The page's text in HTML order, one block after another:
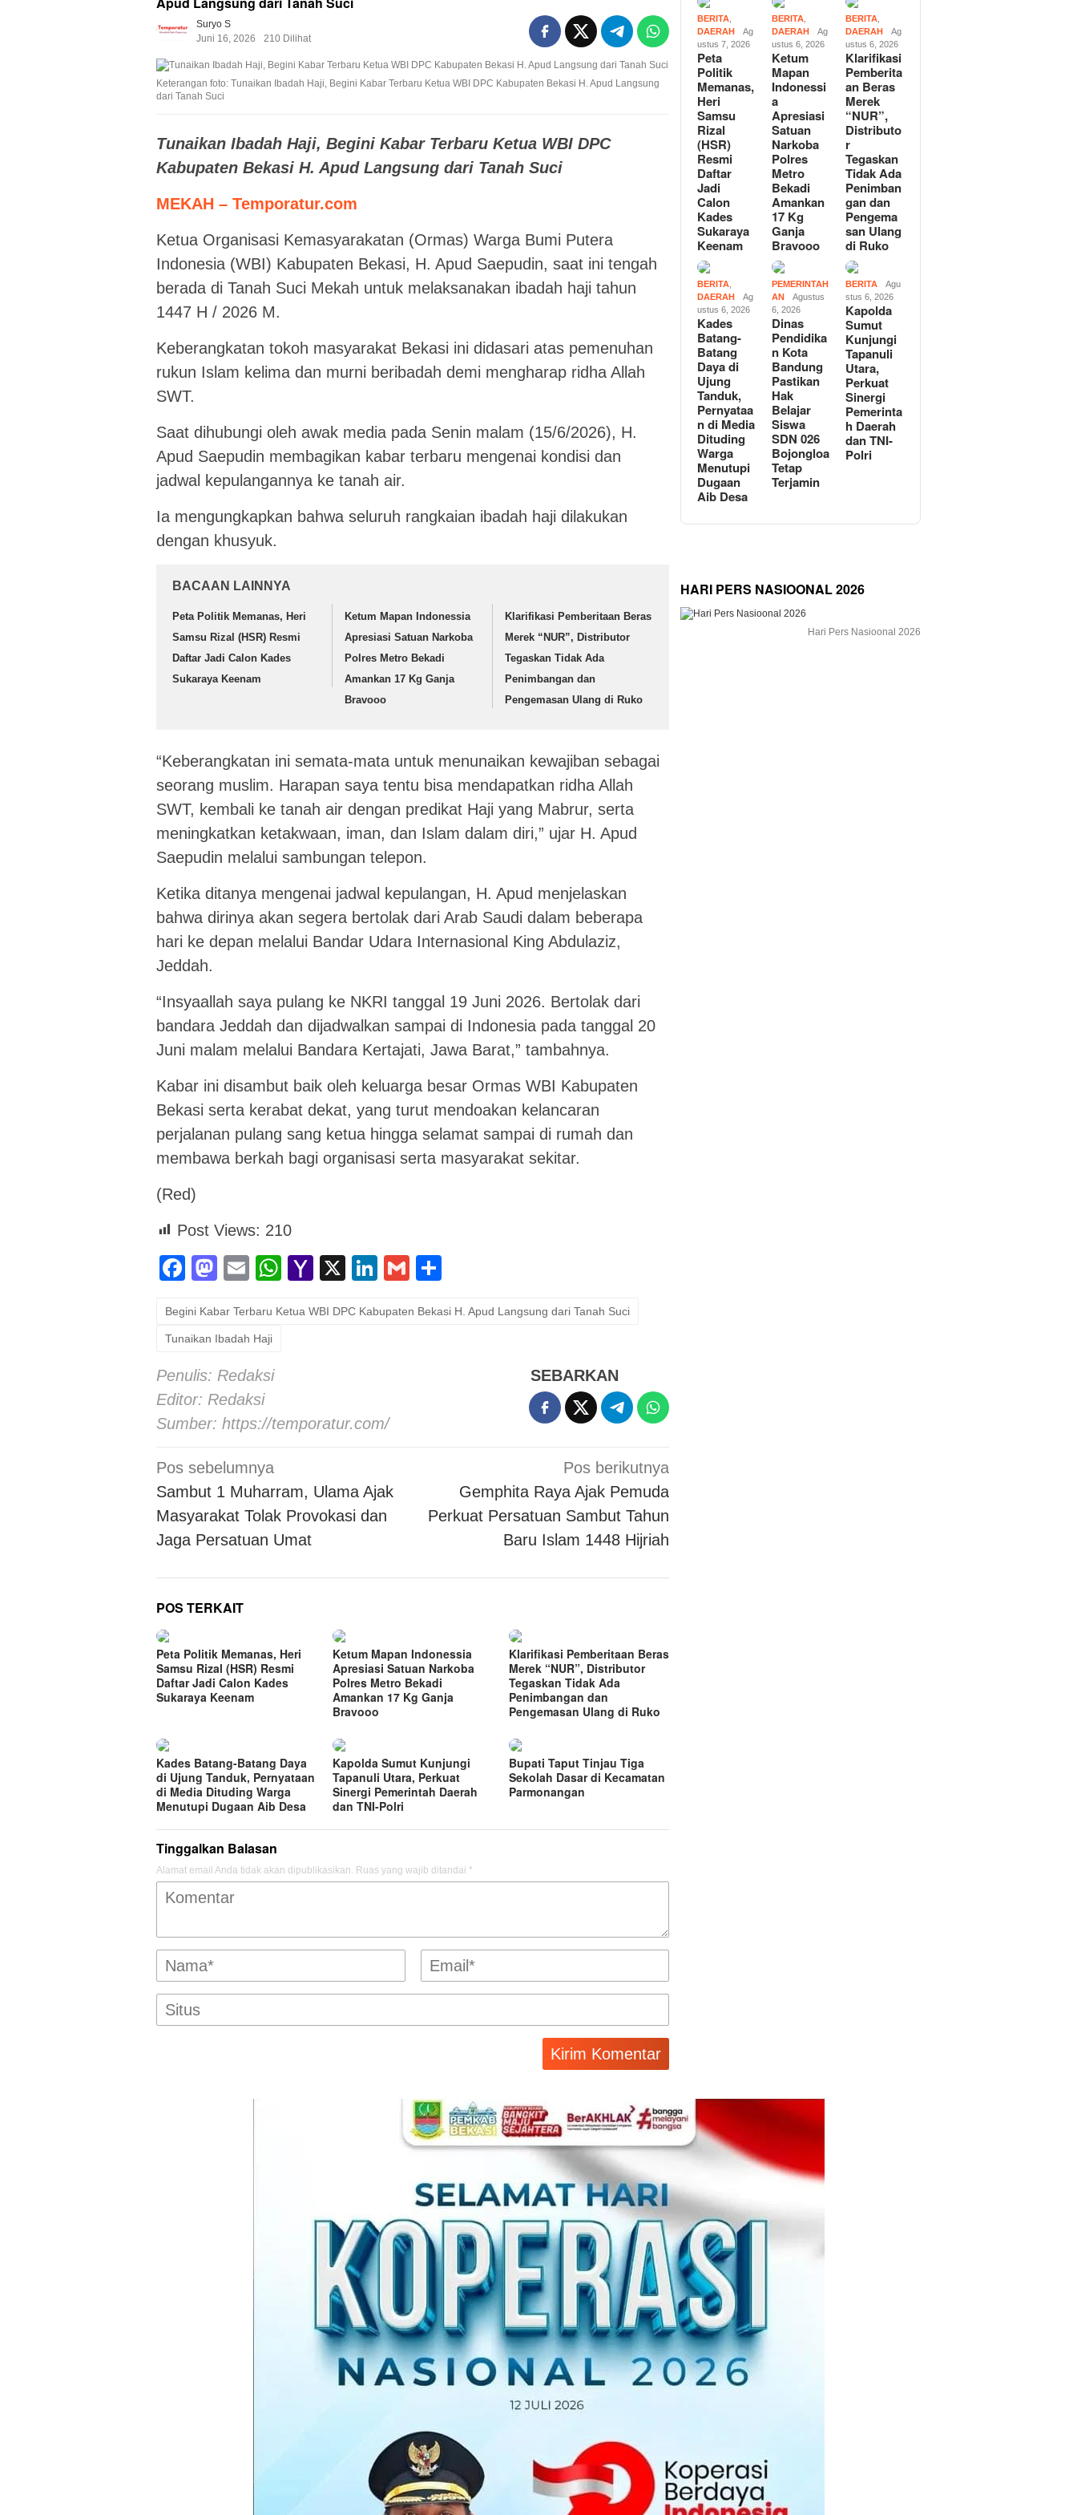
Suryo S
Juni 16, 2026
210 Dilihat
Keterangan foto: Tunaikan Ibadah Haji, Begini Kabar Terbaru Ketua WBI DPC Kabupaten Bekasi H. Apud Langsung
dari Tanah Suci
Tunaikan Ibadah Haji, Begini Kabar Terbaru Ketua WBI DPC
Kabupaten Bekasi H. Apud Langsung dari Tanah Suci
MEKAH – Temporatur.com
Ketua Organisasi Kemasyarakatan (Ormas) Warga Bumi Putera
Indonesia (WBI) Kabupaten Bekasi, H. Apud Saepudin, saat ini tengah
berada di Tanah Suci Mekah untuk melaksanakan ibadah haji tahun
1447 H / 2026 M.
Keberangkatan tokoh masyarakat Bekasi ini didasari atas pemenuhan
rukun Islam kelima dan murni beribadah demi mengharap ridha Allah
SWT.
Saat dihubungi oleh awak media pada Senin malam (15/6/2026), H.
Apud Saepudin membagikan kabar terbaru mengenai kondisi dan
jadwal kepulangannya ke tanah air.
Ia mengungkapkan bahwa seluruh rangkaian ibadah haji dilakukan
dengan khusyuk.
BACAAN LAINNYA
Peta Politik Memanas, Heri
Samsu Rizal (HSR) Resmi
Daftar Jadi Calon Kades
Sukaraya Keenam
Ketum Mapan Indonessia
Apresiasi Satuan Narkoba
Polres Metro Bekadi
Amankan 17 Kg Ganja
Bravooo
Klarifikasi Pemberitaan Beras
Merek “NUR”, Distributor
Tegaskan Tidak Ada
Penimbangan dan
Pengemasan Ulang di Ruko
“Keberangkatan ini semata-mata untuk menunaikan kewajiban sebagai
seorang muslim. Harapan saya tentu bisa mendapatkan ridha Allah
SWT, kembali ke tanah air dengan predikat Haji yang Mabrur, serta
meningkatkan ketakwaan, iman, dan Islam dalam diri,” ujar H. Apud
Saepudin melalui sambungan telepon.
Ketika ditanya mengenai jadwal kepulangan, H. Apud menjelaskan
bahwa dirinya akan segera bertolak dari Arab Saudi dalam beberapa
hari ke depan melalui Bandar Udara Internasional King Abdulaziz,
Jeddah.
“Insyaallah saya pulang ke NKRI tanggal 19 Juni 2026. Bertolak dari
bandara Jeddah dan dijadwalkan sampai di Indonesia pada tanggal 20
Juni malam melalui Bandara Kertajati, Jawa Barat,” tambahnya.
Kabar ini disambut baik oleh keluarga besar Ormas WBI Kabupaten
Bekasi serta kerabat dekat, yang turut mendoakan kelancaran
perjalanan pulang sang ketua hingga selamat sampai di rumah dan
membawa berkah bagi organisasi serta masyarakat sekitar.
(Red)
Post Views: 210
Facebook
Mastodon
EmailWhatsApp
Yahoo
X LinkedIn
Gmail
Begini Kabar Terbaru Ketua WBI DPC Kabupaten Bekasi H. Apud Langsung dari Tanah Suci
Tunaikan Ibadah Haji
Penulis: Redaksi
Editor: Redaksi
Sumber: https://temporatur.com/
SEBARKAN
Navigasi
pos
Pos sebelumnya
Sambut 1 Muharram, Ulama Ajak
Masyarakat Tolak Provokasi dan
Jaga Persatuan Umat
Pos berikutnya
Gemphita Raya Ajak Pemuda
Perkuat Persatuan Sambut Tahun
Baru Islam 1448 Hijriah
POS TERKAIT
Peta Politik Memanas, Heri
Samsu Rizal (HSR) Resmi
Daftar Jadi Calon Kades
Sukaraya Keenam
Ketum Mapan Indonessia
Apresiasi Satuan Narkoba
Polres Metro Bekadi
Amankan 17 Kg Ganja
Bravooo
Klarifikasi Pemberitaan Beras
Merek “NUR”, Distributor
Tegaskan Tidak Ada
Penimbangan dan
Pengemasan Ulang di Ruko
Kades Batang-Batang Daya
di Ujung Tanduk, Pernyataan
di Media Dituding Warga
Menutupi Dugaan Aib Desa
Kapolda Sumut Kunjungi
Tapanuli Utara, Perkuat
Sinergi Pemerintah Daerah
dan TNI-Polri
Bupati Taput Tinjau Tiga
Sekolah Dasar di Kecamatan
Parmonangan
Tinggalkan Balasan
Alamat email Anda tidak akan dipublikasikan. Ruas yang wajib ditandai *
BERITA
DAERAH
Ag
ustus 7, 2026
Peta
Politik
Memanas,
Heri
Samsu
Rizal
(HSR)
Resmi
Daftar
Jadi
Calon
Kades
Sukaraya
Keenam
BERITA,
DAERAH
Ag
ustus 6, 2026
Ketum
Mapan
Indonessi
a
Apresiasi
Satuan
Narkoba
Polres
Metro
Bekadi
Amankan
17 Kg
Ganja
Bravooo
BERITA
DAERAH
Ag
ustus 6, 2026
Klarifikasi
Pemberita
an Beras
Merek
“NUR”,
Distributo
r
Tegaskan
Tidak Ada
Penimban
gan dan
Pengema
san Ulang
di Ruko
BERITA
DAERAH
Ag
ustus 6, 2026
Kades
Batang-
Batang
Daya di
Ujung
Tanduk,
Pernyataa
n di Media
Dituding
Warga
Menutupi
Dugaan
Aib Desa
PEMERINTAH
AN
Agustus
6, 2026
Dinas
Pendidika
n Kota
Bandung
Pastikan
Hak
Belajar
Siswa
SDN 026
Bojongloa
Tetap
Terjamin
BERITA
Agu
stus 6, 2026
Kapolda
Sumut
Kunjungi
Tapanuli
Utara,
Perkuat
Sinergi
Pemerinta
h Daerah
dan TNI-
Polri
HARI PERS NASIOONAL 2026
Hari Pers Nasioonal 2026